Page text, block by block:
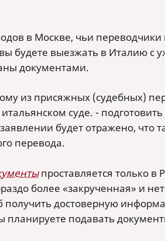
в Москве, чьи переводчики
будете выезжать в Италию с
документами.
из присяжных (судебных)
суде. -
будет отражено, что
перевода.
проставляется только в
более «закрученная» и
достоверную
планируете подавать